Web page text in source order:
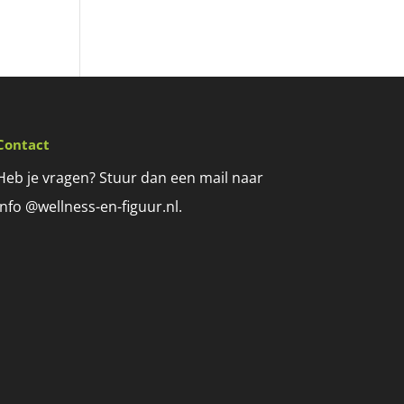
je vragen? Stuur dan een mail naar
@wellness-en-figuur.nl.